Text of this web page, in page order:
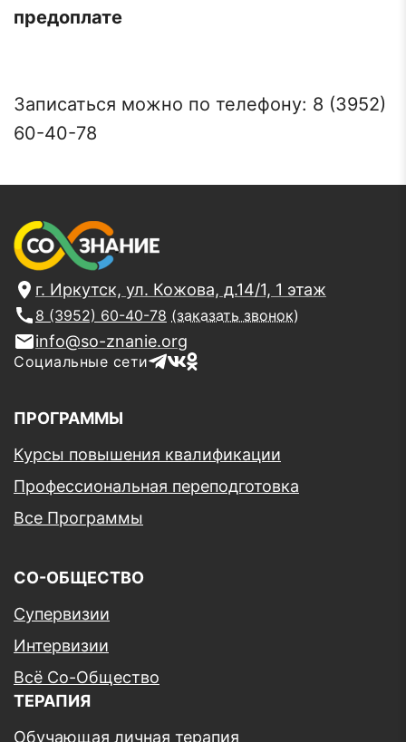
предоплате
Записаться можно по телефону: 8 (3952)
60-40-78
г. Иркутск, ул. Кожова, д.14/1, 1 этаж
8 (3952) 60-40-78 (заказать звонок)
info@so-znanie.org
Социальные сети
ПРОГРАММЫ
Курсы повышения квалификации
Профессиональная переподготовка
Все Программы
СО-ОБЩЕСТВО
Супервизии
Интервизии
Всё Со-Общество
ТЕРАПИЯ
Обучающая личная терапия